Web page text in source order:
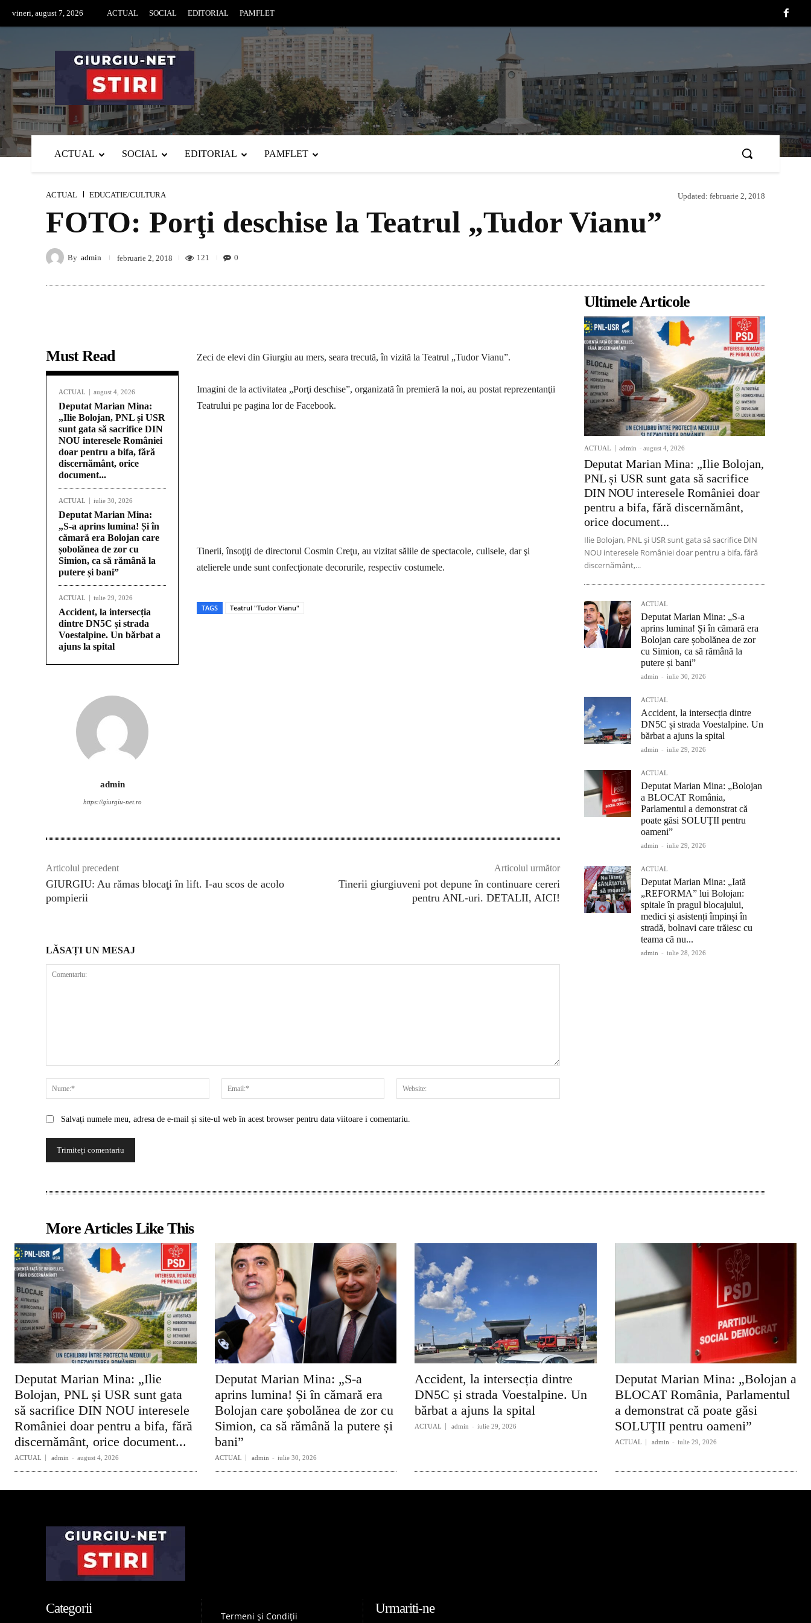
vineri, august 7, 2026 ACTUAL SOCIAL EDITORIAL PAMFLET
ACTUAL SOCIAL EDITORIAL PAMFLET
ACTUAL EDUCATIE/CULTURA Updated: februarie 2, 2018
FOTO: Porţi deschise la Teatrul „Tudor Vianu”
By admin februarie 2, 2018 121 0
Must Read
ACTUAL august 4, 2026
Deputat Marian Mina:
„Ilie Bolojan, PNL și USR
sunt gata să sacrifice DIN
NOU interesele României
doar pentru a bifa, fără
discernământ, orice
document...
ACTUAL iulie 30, 2026
Deputat Marian Mina:
„S-a aprins lumina! Și în
cămară era Bolojan care
șobolănea de zor cu
Simion, ca să rămână la
putere și bani”
ACTUAL iulie 29, 2026
Accident, la intersecția
dintre DN5C și strada
Voestalpine. Un bărbat a
ajuns la spital
admin
https://giurgiu-net.ro
Zeci de elevi din Giurgiu au mers, seara trecută, în vizită la Teatrul „Tudor Vianu”.
Imagini de la activitatea „Porţi deschise”, organizată în premieră la noi, au postat reprezentanţii
Teatrului pe pagina lor de Facebook.
Tinerii, însoţiţi de directorul Cosmin Creţu, au vizitat sălile de spectacole, culisele, dar şi
atelierele unde sunt confecţionate decorurile, respectiv costumele.
TAGS Teatrul "Tudor Vianu"
Articolul precedent
GIURGIU: Au rămas blocaţi în lift. I-au scos de acolo
pompierii
Articolul următor
Tinerii giurgiuveni pot depune în continuare cereri
pentru ANL-uri. DETALII, AICI!
LĂSAȚI UN MESAJ
Nume:*
Email:*
Salvați numele meu, adresa de e-mail și site-ul web în acest browser pentru data viitoare i comentariu.
Ultimele Articole
ACTUAL admin - august 4, 2026
Deputat Marian Mina: „Ilie Bolojan,
PNL și USR sunt gata să sacrifice
DIN NOU interesele României doar
pentru a bifa, fără discernământ,
orice document...
Ilie Bolojan, PNL și USR sunt gata să sacrifice DIN
NOU interesele României doar pentru a bifa, fără
discernământ,...
ACTUAL
Deputat Marian Mina: „S-a
aprins lumina! Și în cămară era
Bolojan care șobolănea de zor
cu Simion, ca să rămână la
putere și bani”
admin - iulie 30, 2026
ACTUAL
Accident, la intersecția dintre
DN5C și strada Voestalpine. Un
bărbat a ajuns la spital
admin - iulie 29, 2026
ACTUAL
Deputat Marian Mina: „Bolojan
a BLOCAT România,
Parlamentul a demonstrat că
poate găsi SOLUŢII pentru
oameni”
admin - iulie 29, 2026
ACTUAL
Deputat Marian Mina: „Iată
„REFORMA” lui Bolojan:
spitale în pragul blocajului,
medici și asistenți împinși în
stradă, bolnavi care trăiesc cu
teama că nu...
admin - iulie 28, 2026
More Articles Like This
Deputat Marian Mina: „Ilie
Bolojan, PNL și USR sunt gata
să sacrifice DIN NOU interesele
României doar pentru a bifa, fără
discernământ, orice document...
ACTUAL admin - august 4, 2026
Deputat Marian Mina: „S-a
aprins lumina! Și în cămară era
Bolojan care șobolănea de zor cu
Simion, ca să rămână la putere și
bani”
ACTUAL admin - iulie 30, 2026
Accident, la intersecția dintre
DN5C și strada Voestalpine. Un
bărbat a ajuns la spital
ACTUAL admin - iulie 29, 2026
Deputat Marian Mina: „Bolojan a
BLOCAT România, Parlamentul
a demonstrat că poate găsi
SOLUŢII pentru oameni”
ACTUAL admin - iulie 29, 2026
Categorii
Termeni și Condiții
Urmariti-ne